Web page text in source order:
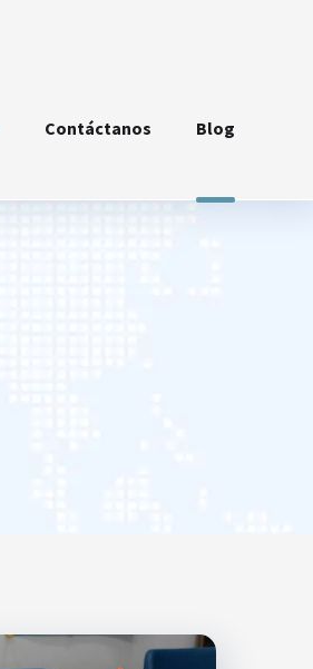
Contáctanos Blog